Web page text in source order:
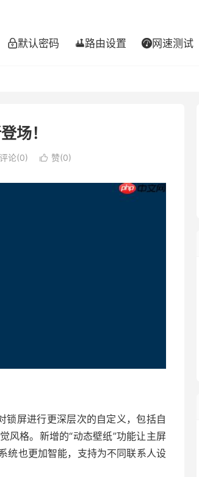
默认密码 路由设置 网速测试
场！
评论(0)  赞(0)
锁屏进行更深层次的自定义，包括自
风格。新增的“动态壁纸”功能让主屏
统也更加智能，支持为不同联系人设